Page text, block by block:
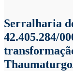
Serralharia
42.405.284/